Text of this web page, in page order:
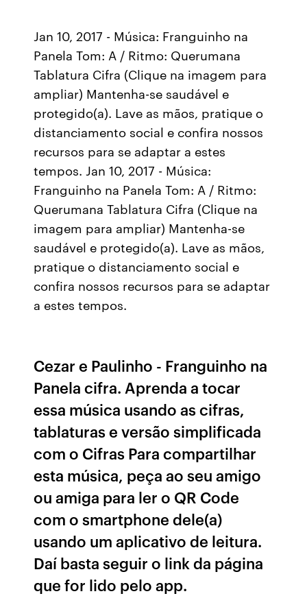
Jan 10, 2017 - Música: Franguinho na
Panela Tom: A / Ritmo: Querumana
Tablatura Cifra (Clique na imagem para
ampliar) Mantenha-se saudável e
protegido(a). Lave as mãos, pratique o
distanciamento social e confira nossos
recursos para se adaptar a estes
tempos. Jan 10, 2017 - Música:
Franguinho na Panela Tom: A / Ritmo:
Querumana Tablatura Cifra (Clique na
imagem para ampliar) Mantenha-se
saudável e protegido(a). Lave as mãos,
pratique o distanciamento social e
confira nossos recursos para se adaptar
a estes tempos.
Cezar e Paulinho - Franguinho na
Panela cifra. Aprenda a tocar
essa música usando as cifras,
tablaturas e versão simplificada
com o Cifras Para compartilhar
esta música, peça ao seu amigo
ou amiga para ler o QR Code
com o smartphone dele(a)
usando um aplicativo de leitura.
Daí basta seguir o link da página
que for lido pelo app.